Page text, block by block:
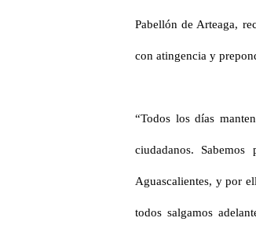
Pabellón de Arteaga,
con atingencia y
“Todos los días
ciudadanos.
Aguascalientes, y por
todos salgamos